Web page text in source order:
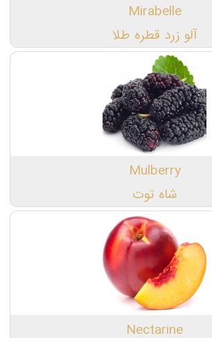
Mirabelle
آلو زرد قطره طلا
Mulberry
شاه توت
Nectarine